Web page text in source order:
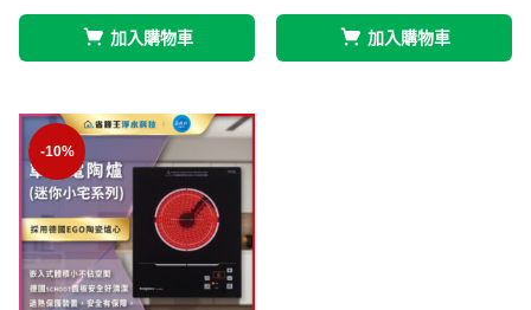
加入購物車 加入購物車
-10%